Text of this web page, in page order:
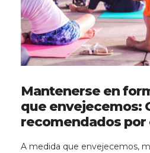
Mantenerse en
que envejecemos:
recomendados por
A medida que envejecemos,